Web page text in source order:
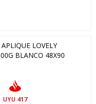
LOVELY
BLANCO 48X90
UYU 417